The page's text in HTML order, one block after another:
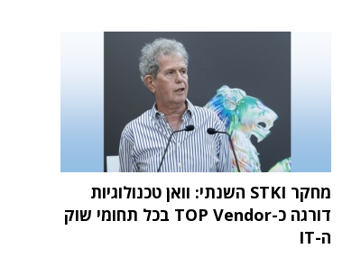
מחקר STKI השנתי: וואן טכנולוגיות
דורגה כ-TOP Vendor בכל תחומי שוק
ה-IT